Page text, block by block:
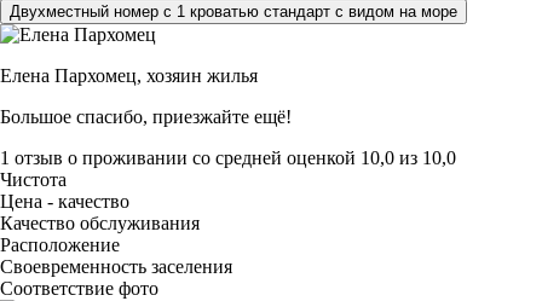
Двухместный номер с 1 кроватью стандарт с видом на море
Елена Пархомец, хозяин жилья
Большое спасибо, приезжайте ещё!
1 отзыв о проживании со средней оценкой 10,0 из 10,0
Чистота
Цена - качество
Качество обслуживания
Расположение
Своевременность заселения
Соответствие фото